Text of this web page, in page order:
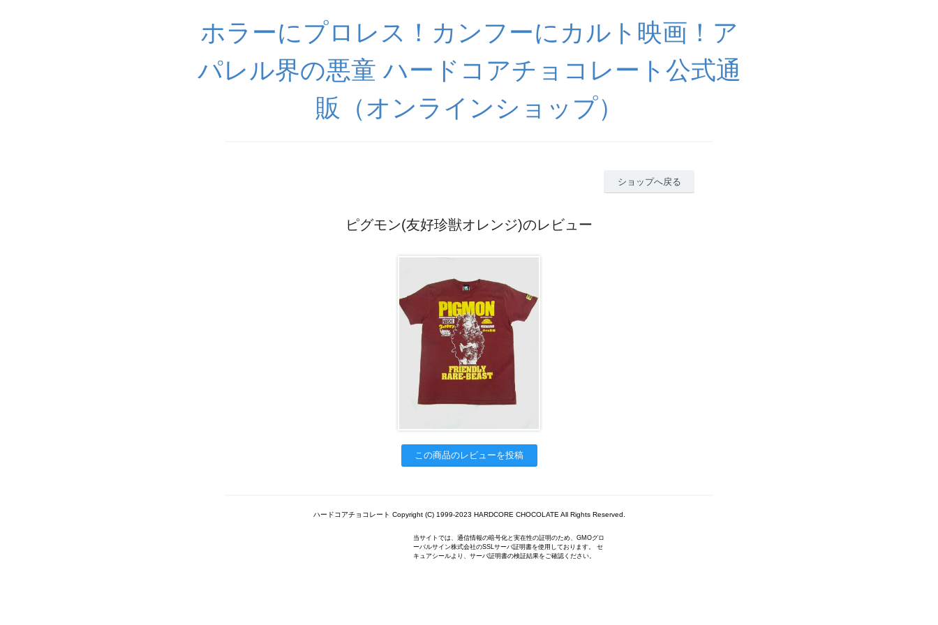
ホラーにプロレス！カンフーにカルト映画！ア
パレル界の悪童 ハードコアチョコレート公式通
販（オンラインショップ）
ショップへ戻る
ピグモン(友好珍獣オレンジ)のレビュー
この商品のレビューを投稿
ハードコアチョコレート Copyright (C) 1999-2023 HARDCORE CHOCOLATE All Rights Reserved.
当サイトでは、通信情報の暗号化と実在性の証明のため、GMOグロ
ーバルサイン株式会社のSSLサーバ証明書を使用しております。 セ
キュアシールより、サーバ証明書の検証結果をご確認ください。